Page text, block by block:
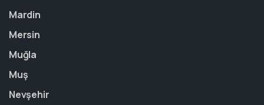
Mardin
Mersin
Muğla
Muş
Nevşehir